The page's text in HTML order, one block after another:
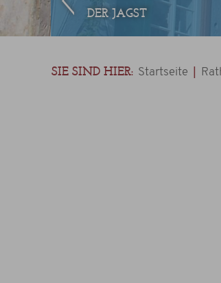
DER JAGST
SIE SIND HIER: Startseite |